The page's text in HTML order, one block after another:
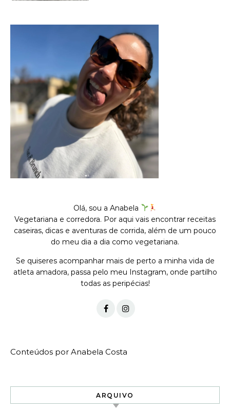
Olá, sou a Anabela
Vegetariana e corredora. Por aqui vais encontrar receitas
caseiras, dicas e aventuras de corrida, além de um pouco
do meu dia a dia como vegetariana.
Se quiseres acompanhar mais de perto a minha vida de
atleta amadora, passa pelo meu Instagram, onde partilho
todas as peripécias!
Conteúdos por Anabela Costa
ARQUIVO